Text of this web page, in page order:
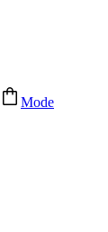
Mode